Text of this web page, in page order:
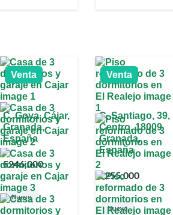
Venta
C. Goya, Cájar,
Granada,
España
€246,000
Nuevo
Venta
C. Santiago, 39,
Centro, 18009
Granada,
España
€255,000
Nuevo